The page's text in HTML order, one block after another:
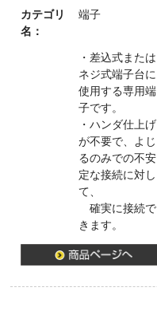
カテゴリ
名：
端子
・差込式または
ネジ式端子台に
使用する専用端
子です。
・ハンダ仕上げ
が不要で、よじ
るのみでの不安
定な接続に対し
て、
確実に接続で
きます。